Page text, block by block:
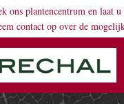
ons plantencentrum en laat
contact op over de